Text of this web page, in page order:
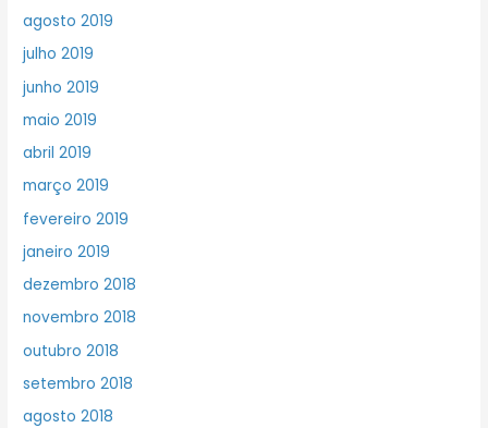
agosto 2019
julho 2019
junho 2019
maio 2019
abril 2019
março 2019
fevereiro 2019
janeiro 2019
dezembro 2018
novembro 2018
outubro 2018
setembro 2018
agosto 2018